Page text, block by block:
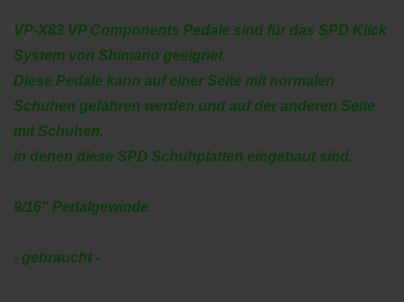
VP-X83 VP Components Pedale sind für das SPD Klick
System von Shimano geeignet.
Diese Pedale kann auf einer Seite mit normalen
Schuhen gefahren werden und auf der anderen Seite
mit Schuhen,
in denen diese SPD Schuhplatten eingebaut sind.
9/16" Pedalgewinde
- gebraucht -